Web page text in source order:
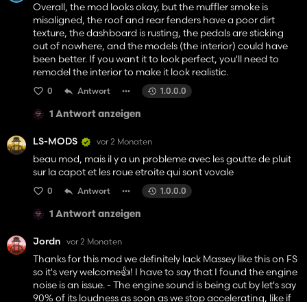
Overall, the mod looks okay, but the muffler smoke is
misaligned, the roof and rear fenders have a poor dirt
texture, the dashboard is rusting, the pedals are sticking
out of nowhere, and the models (the interior) could have
been better. If you want it to look perfect, you'll need to
remodel the interior to make it look realistic.
0 Antwort 1.0.0.0
1 Antwort anzeigen
LS-MODS vor 2 Monaten
beau mod, mais il y a un probleme avec les goutte de pluit
sur la capot et les roue etroite qui sont vovale
0 Antwort 1.0.0.0
1 Antwort anzeigen
Jordn vor 2 Monaten
Thanks for this mod we definitely lack Massey like this on FS
so it's very welcome👍️! I have to say that I found the engine
noise is an issue. - The engine sound is being cut by let's say
90% of its loudness as soon as we stop accelerating, like if